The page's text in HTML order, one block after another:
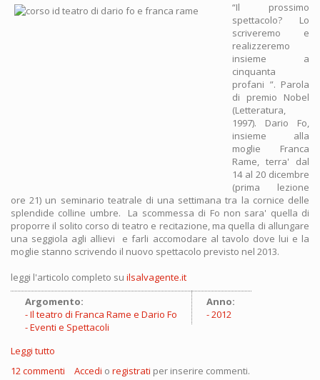
“Il prossimo
spettacolo? Lo
scriveremo e
realizzeremo
insieme a
cinquanta
profani ”. Parola
di premio Nobel
(Letteratura,
1997). Dario Fo,
insieme alla
moglie Franca
Rame, terra' dal
14 al 20 dicembre
(prima lezione
ore 21) un seminario teatrale di una settimana tra la cornice delle
splendide colline umbre. La scommessa di Fo non sara' quella di
proporre il solito corso di teatro e recitazione, ma quella di allungare
una seggiola agli allievi e farli accomodare al tavolo dove lui e la
moglie stanno scrivendo il nuovo spettacolo previsto nel 2013.
leggi l'articolo completo su ilsalvagente.it
Argomento:
Il teatro di Franca Rame e Dario Fo
Eventi e Spettacoli
Anno:
2012
Leggi tutto
12 commenti
Accedi o registrati per inserire commenti.